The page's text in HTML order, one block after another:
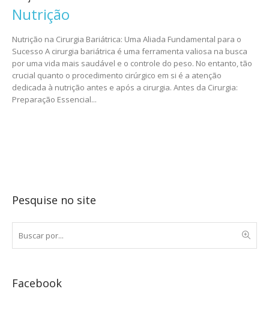
Nutrição
Nutrição na Cirurgia Bariátrica: Uma Aliada Fundamental para o
Sucesso A cirurgia bariátrica é uma ferramenta valiosa na busca
por uma vida mais saudável e o controle do peso. No entanto, tão
crucial quanto o procedimento cirúrgico em si é a atenção
dedicada à nutrição antes e após a cirurgia. Antes da Cirurgia:
Preparação Essencial...
Pesquise no site
Facebook